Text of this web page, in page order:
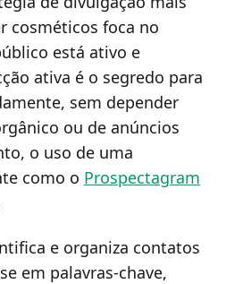
cosméticos foca no
está ativo e
ativa é o segredo para
sem depender
ou de anúncios
o uso de uma
como o Prospectagram
e organiza contatos
em palavras-chave,